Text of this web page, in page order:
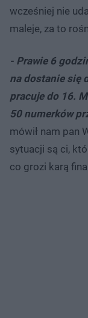
wcześniej nie
maleje, za to
- Prawie 6
na dostanie się
pracuje do 16.
50 numerków
mówił nam pan
sytuacji są ci,
co grozi karą